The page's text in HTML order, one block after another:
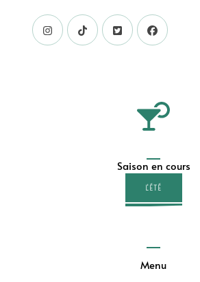
Saison en cours
L'ÉTÉ
Menu